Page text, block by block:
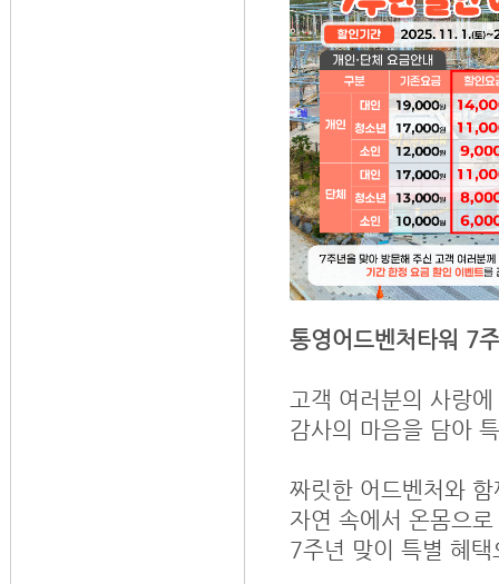
통영어드벤처타워 7
고객 여러분의 사랑
감사의 마음을 담아
짜릿한 어드벤처와
자연 속에서 온몸으
7주년 맞이 특별 혜